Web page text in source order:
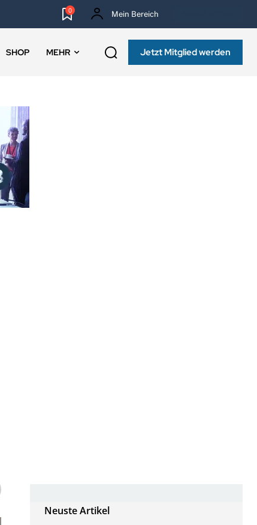
0 Mein Bereich
SHOP MEHR Jetzt Mitglied werden
Neuste Artikel